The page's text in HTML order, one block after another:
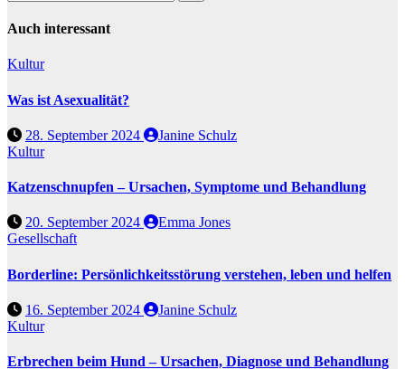
Auch interessant
Kultur
Was ist Asexualität?
28. September 2024
Janine Schulz
Kultur
Katzenschnupfen – Ursachen, Symptome und Behandlung
20. September 2024
Emma Jones
Gesellschaft
Borderline: Persönlichkeitsstörung verstehen, leben und helfen
16. September 2024
Janine Schulz
Kultur
Erbrechen beim Hund – Ursachen, Diagnose und Behandlung